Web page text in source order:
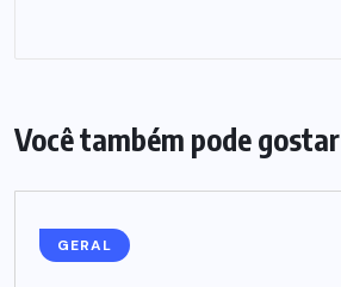
Você também pode gostar
GERAL